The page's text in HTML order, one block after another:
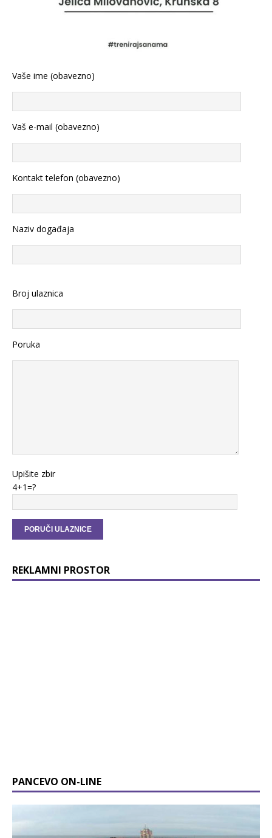
Vaše ime (obavezno)
Vaš e-mail (obavezno)
Kontakt telefon (obavezno)
Naziv događaja
Broj ulaznica
Poruka
Upišite zbir
4+1=?
REKLAMNI PROSTOR
PANCEVO ON-LINE